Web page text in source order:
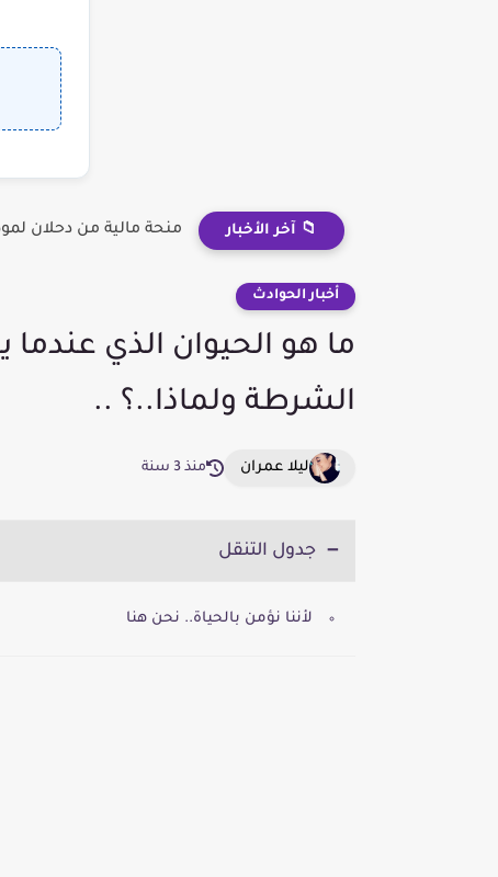
📁 آخر الأخبار منحة مالية من دحلان
أخبار الحوادث
ما هو الحيوان الذي عندما
الشرطة ولماذا..؟ ..
ليلا عمران منذ 3 سنة
جدول التنقل
لأننا نؤمن بالحياة.. نحن هنا